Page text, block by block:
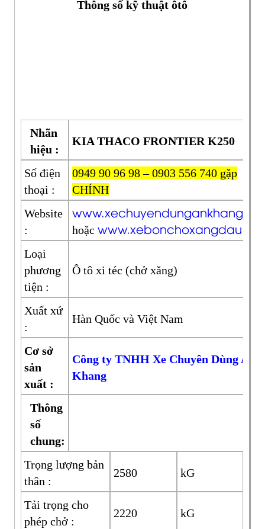
Thông số kỹ thuật ôtô
Nhãn
hiệu :
KIA THACO FRONTIER K250
Số điện
thoại :
0949 90 96 98 – 0903 556 740 gặp
CHÍNH
Website
:
hoặc www.xebonchoxangdau.vn
Loại
phương
tiện :
Ô tô xi téc (chở xăng)
Xuất xứ
:
Hàn Quốc và Việt Nam
Cơ sở
sản
xuất :
Công ty TNHH Xe Chuyên Dùng An
Khang
Thông
số
chung:
Trọng lượng bản
thân :
2580 kG
Tải trọng cho
phép chở :
2220 kG